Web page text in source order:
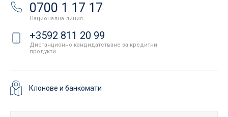
0700 1 17 17
Национална линия
+3592 811 20 99
Дистанционно кандидатстване за кредитни
продукти
Клонове и банкомати